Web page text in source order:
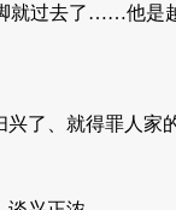
过去了……他是
了、就得罪人家